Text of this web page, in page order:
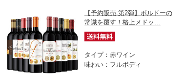
【予約販売:第2弾】ボルドーの
常識を覆す！格上メドッ…
タイプ：赤ワイン
味わい：フルボディ